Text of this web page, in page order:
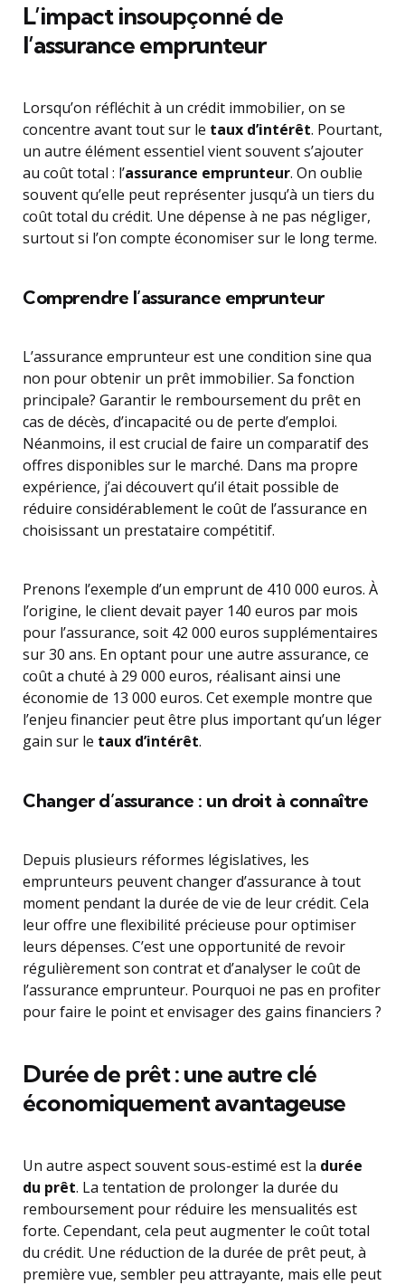
L’impact insoupçonné de
l’assurance emprunteur
Lorsqu’on réfléchit à un crédit immobilier, on se
concentre avant tout sur le taux d’intérêt. Pourtant,
un autre élément essentiel vient souvent s’ajouter
au coût total : l’assurance emprunteur. On oublie
souvent qu’elle peut représenter jusqu’à un tiers du
coût total du crédit. Une dépense à ne pas négliger,
surtout si l’on compte économiser sur le long terme.
Comprendre l’assurance emprunteur
L’assurance emprunteur est une condition sine qua
non pour obtenir un prêt immobilier. Sa fonction
principale? Garantir le remboursement du prêt en
cas de décès, d’incapacité ou de perte d’emploi.
Néanmoins, il est crucial de faire un comparatif des
offres disponibles sur le marché. Dans ma propre
expérience, j’ai découvert qu’il était possible de
réduire considérablement le coût de l’assurance en
choisissant un prestataire compétitif.
Prenons l’exemple d’un emprunt de 410 000 euros. À
l’origine, le client devait payer 140 euros par mois
pour l’assurance, soit 42 000 euros supplémentaires
sur 30 ans. En optant pour une autre assurance, ce
coût a chuté à 29 000 euros, réalisant ainsi une
économie de 13 000 euros. Cet exemple montre que
l’enjeu financier peut être plus important qu’un léger
gain sur le taux d’intérêt.
Changer d’assurance : un droit à connaître
Depuis plusieurs réformes législatives, les
emprunteurs peuvent changer d’assurance à tout
moment pendant la durée de vie de leur crédit. Cela
leur offre une flexibilité précieuse pour optimiser
leurs dépenses. C’est une opportunité de revoir
régulièrement son contrat et d’analyser le coût de
l’assurance emprunteur. Pourquoi ne pas en profiter
pour faire le point et envisager des gains financiers ?
Durée de prêt : une autre clé
économiquement avantageuse
Un autre aspect souvent sous-estimé est la durée
du prêt. La tentation de prolonger la durée du
remboursement pour réduire les mensualités est
forte. Cependant, cela peut augmenter le coût total
du crédit. Une réduction de la durée de prêt peut, à
première vue, sembler peu attrayante, mais elle peut